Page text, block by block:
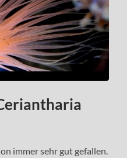
immer sehr gut gefallen.